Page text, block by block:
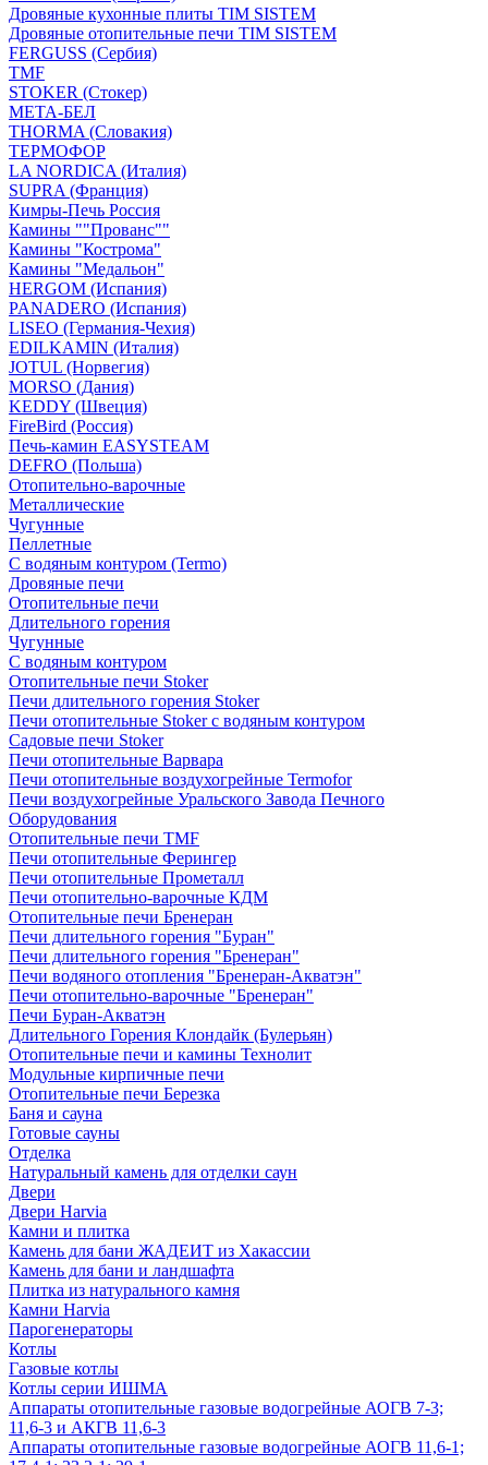
Дровяные кухонные плиты TIM SISTEM
Дровяные отопительные печи TIM SISTEM
FERGUSS (Сербия)
TMF
STOKER (Стокер)
МЕТА-БЕЛ
THORMA (Словакия)
ТЕРМОФОР
LA NORDICA (Италия)
SUPRA (Франция)
Кимры-Печь Россия
Камины ""Прованс""
Камины "Кострома"
Камины "Медальон"
HERGOM (Испания)
PANADERO (Испания)
LISEO (Германия-Чехия)
EDILKAMIN (Италия)
JOTUL (Норвегия)
MORSO (Дания)
KEDDY (Швеция)
FireBird (Россия)
Печь-камин EASYSTEAM
DEFRO (Польша)
Отопительно-варочные
Металлические
Чугунные
Пеллетные
С водяным контуром (Termo)
Дровяные печи
Отопительные печи
Длительного горения
Чугунные
C водяным контуром
Отопительные печи Stoker
Печи длительного горения Stoker
Печи отопительные Stoker с водяным контуром
Садовые печи Stoker
Печи отопительные Варвара
Печи отопительные воздухогрейные Termofor
Печи воздухогрейные Уральского Завода Печного
Оборудования
Отопительные печи TMF
Печи отопительные Ферингер
Печи отопительные Прометалл
Печи отопительно-варочные КДМ
Отопительные печи Бренеран
Печи длительного горения "Буран"
Печи длительного горения "Бренеран"
Печи водяного отопления "Бренеран-Акватэн"
Печи отопительно-варочные "Бренеран"
Печи Буран-Акватэн
Длительного Горения Клондайк (Булерьян)
Отопительные печи и камины Технолит
Модульные кирпичные печи
Отопительные печи Березка
Баня и сауна
Готовые сауны
Отделка
Натуральный камень для отделки саун
Двери
Двери Harvia
Камни и плитка
Камень для бани ЖАДЕИТ из Хакассии
Камень для бани и ландшафта
Плитка из натурального камня
Камни Harvia
Парогенераторы
Котлы
Газовые котлы
Котлы серии ИШМА
Аппараты отопительные газовые водогрейные АОГВ 7-3;
11,6-3 и АКГВ 11,6-3
Аппараты отопительные газовые водогрейные АОГВ 11,6-1;